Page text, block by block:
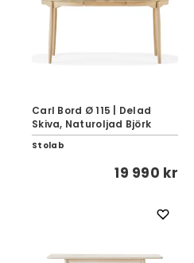
Carl Bord Ø 115 | Delad
Skiva, Naturoljad Björk
Stolab
19 990 kr